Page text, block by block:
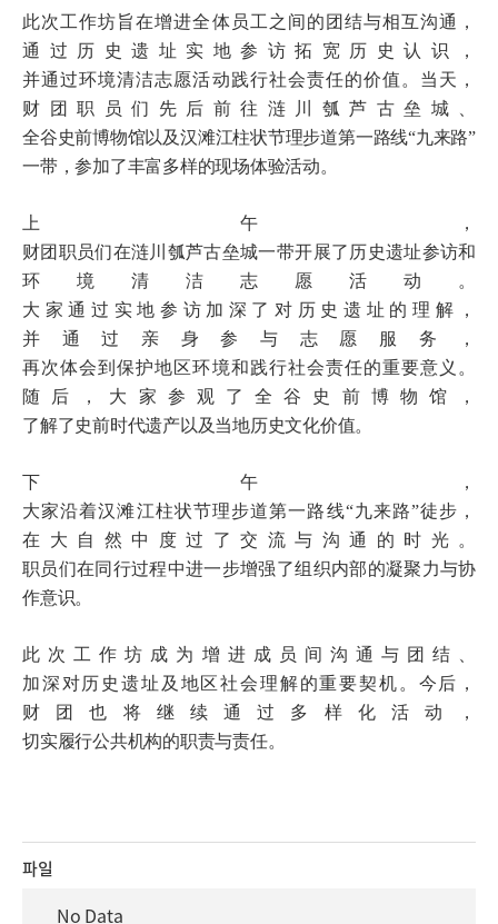
此次工作坊旨在增进全体员工之间的团结与相互沟通，
通过历史遗址实地参访拓宽历史认识，
并通过环境清洁志愿活动践行社会责任的价值。当天，
财团职员们先后前往涟川瓠芦古垒城、
全谷史前博物馆以及汉滩江柱状节理步道第一路线“九来路”
一带，参加了丰富多样的现场体验活动。
上午，
财团职员们在涟川瓠芦古垒城一带开展了历史遗址参访和
环境清洁志愿活动。
大家通过实地参访加深了对历史遗址的理解，
并通过亲身参与志愿服务，
再次体会到保护地区环境和践行社会责任的重要意义。
随后，大家参观了全谷史前博物馆，
了解了史前时代遗产以及当地历史文化价值。
下午，
大家沿着汉滩江柱状节理步道第一路线“九来路”徒步，
在大自然中度过了交流与沟通的时光。
职员们在同行过程中进一步增强了组织内部的凝聚力与协
作意识。
此次工作坊成为增进成员间沟通与团结、
加深对历史遗址及地区社会理解的重要契机。今后，
财团也将继续通过多样化活动，
切实履行公共机构的职责与责任。
파일
No Data